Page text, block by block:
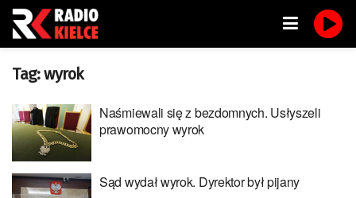
Tag:wyrok
Naśmiewali się z bezdomnych. Usłyszeli
prawomocny wyrok
Sąd wydał wyrok. Dyrektor był pijany